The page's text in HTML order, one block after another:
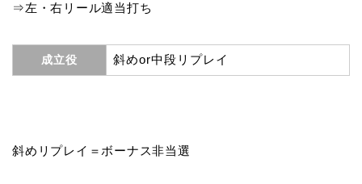
⇒左・右リール適当打ち
成立役 斜めor中段リプレイ
斜めリプレイ＝ボーナス非当選